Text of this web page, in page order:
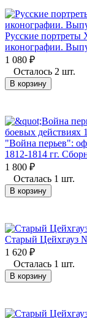
Русские портреты
иконографии.
1 080 ₽
Осталось 2 шт.
В корзину
"Война перьев":
1812-1814 гг.
1 800 ₽
Осталась 1 шт.
В корзину
Старый Цейхгауз
1 620 ₽
Осталась 1 шт.
В корзину